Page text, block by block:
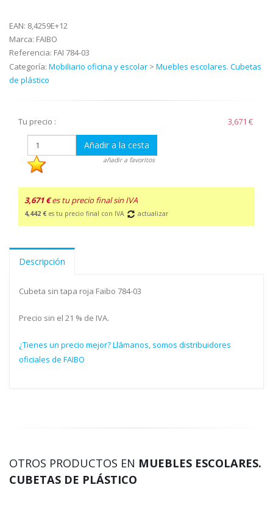
EAN: 8,4259E+12
Marca: FAIBO
Referencia: FAI 784-03
Categoría: Mobiliario oficina y escolar > Muebles escolares. Cubetas
de plástico
Tu precio : 3,671 €
Añadir a la cesta
añadir a favoritos
3,671 € es tu precio final sin IVA
4,442 € es tu precio final con IVA actualizar
Descripción
Cubeta sin tapa roja Faibo 784-03
Precio sin el 21 % de IVA.
¿Tienes un precio mejor? Llámanos, somos distribuidores
oficiales de FAIBO
OTROS PRODUCTOS EN MUEBLES ESCOLARES.
CUBETAS DE PLÁSTICO